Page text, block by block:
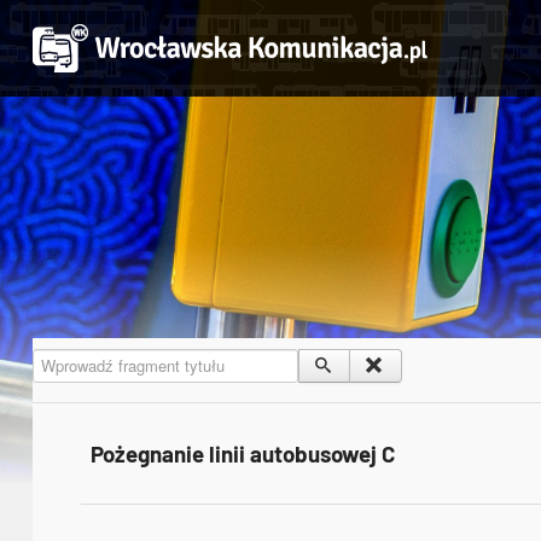
Wprowadź fragment tytułu
Pożegnanie linii autobusowej C